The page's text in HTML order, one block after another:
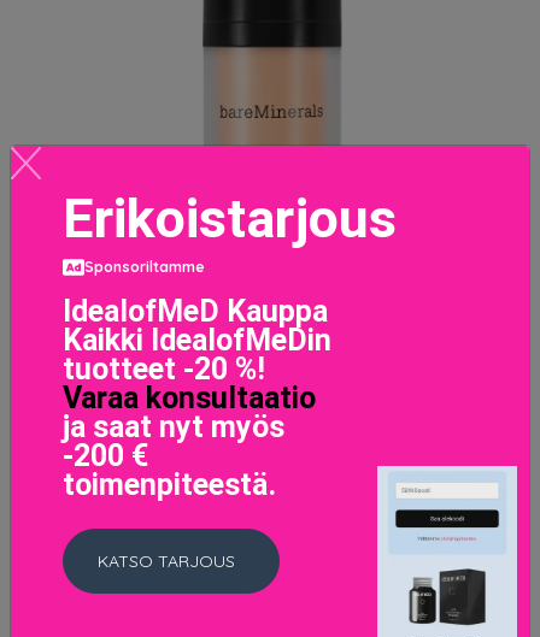
Original Liquid Mineral Foundation 10 Medium
46 EUR
Erikoistarjous
Sponsoriltamme
IdealofMeD Kauppa
Kaikki IdealofMeDin
tuotteet -20 %!
Varaa konsultaatio
ja saat nyt myös
-200 €
toimenpiteestä.
KATSO TARJOUS